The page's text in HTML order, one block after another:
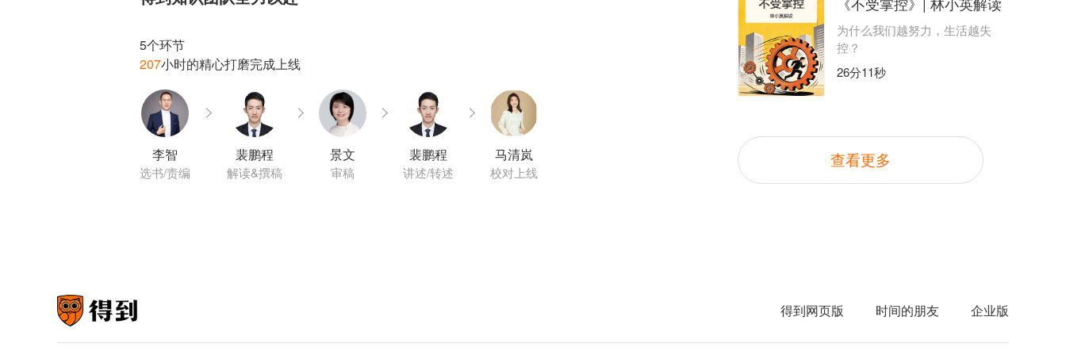
5个环节
207
小时的精心打磨完成上线
李智
选书/责编
裴鹏程
解读&撰稿
景文
审稿
裴鹏程
讲述/转述
马清岚
校对上线
为什么我们越努力，生活越失
控？
26分11秒
查看更多
得到网页版 时间的朋友 企业版